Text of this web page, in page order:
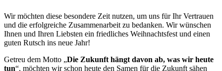
Wir möchten diese besondere Zeit nutzen, um uns für Ihr Vertrauen
und die erfolgreiche Zusammenarbeit zu bedanken. Wir wünschen
Ihnen und Ihren Liebsten ein friedliches Weihnachtsfest und einen
guten Rutsch ins neue Jahr!
Getreu dem Motto „Die Zukunft hängt davon ab, was wir heute
tun“, möchten wir schon heute den Samen für die Zukunft sähen